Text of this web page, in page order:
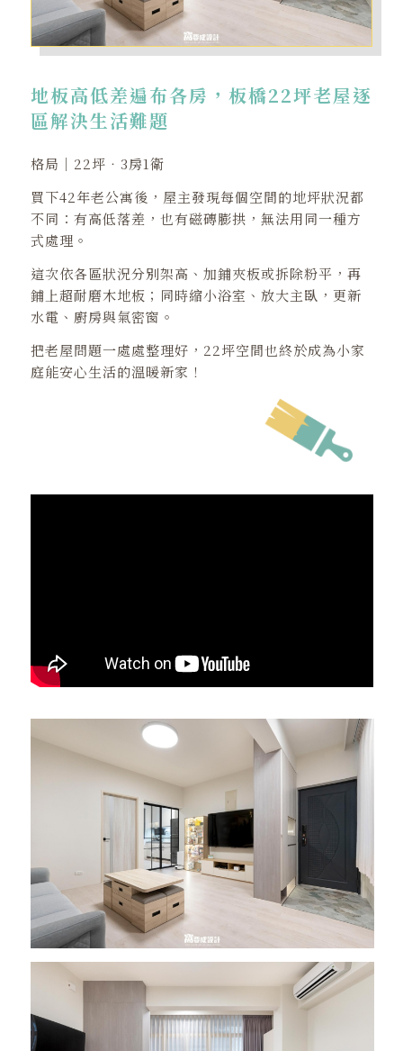
地板高低差遍布各房，板橋22坪老屋逐
區解決生活難題
格局｜22坪‧3房1衛
買下42年老公寓後，屋主發現每個空間的地坪狀況都
不同：有高低落差，也有磁磚膨拱，無法用同一種方
式處理。
這次依各區狀況分別架高、加鋪夾板或拆除粉平，再
鋪上超耐磨木地板；同時縮小浴室、放大主臥，更新
水電、廚房與氣密窗。
把老屋問題一處處整理好，22坪空間也終於成為小家
庭能安心生活的溫暖新家！